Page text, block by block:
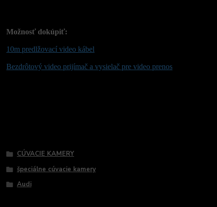
Možnosť dokúpiť:
10m predlžovací video kábel
Bezdrôtový video prijímač a vysielač pre video prenos
CÚVACIE KAMERY
špeciálne cúvacie kamery
Audi